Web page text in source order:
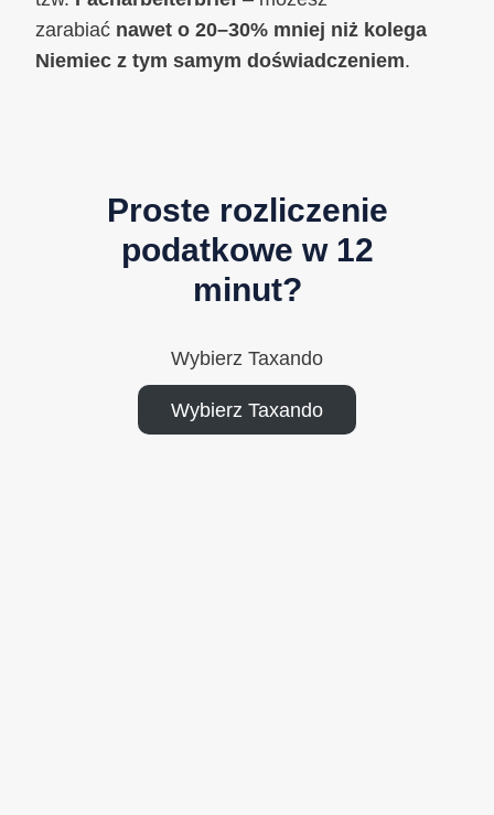
zarabiać nawet o 20–30% mniej niż kolega
Niemiec z tym samym doświadczeniem.
Proste rozliczenie
podatkowe w 12
minut?
Wybierz Taxando
Wybierz Taxando